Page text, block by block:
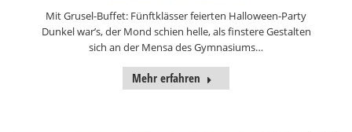
Mit Grusel-Buffet: Fünftklässer feierten Halloween-Party
Dunkel war’s, der Mond schien helle, als finstere Gestalten
sich an der Mensa des Gymnasiums…
Mehr erfahren